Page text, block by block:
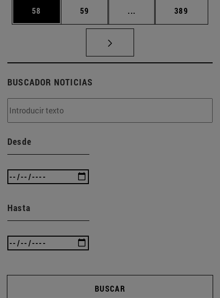
Página
58 Página
59 ... Páginas intermedias
Página
389
BUSCADOR NOTICIAS
Desde
Hasta
BUSCAR